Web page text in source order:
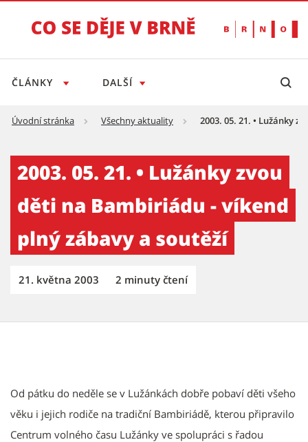
ČLÁNKY DALŠÍ
Úvodní stránka Všechny aktuality 2003. 05. 21. • Lužánky
2003. 05. 21. • Lužánky zvou
děti na Bambiriádu - víkend
plný zábavy a soutěží
21. května 2003 2 minuty čtení
Od pátku do neděle se v Lužánkách dobře pobaví děti všeho
věku i jejich rodiče na tradiční Bambiriádě, kterou připravilo
Centrum volného času Lužánky ve spolupráci s řadou